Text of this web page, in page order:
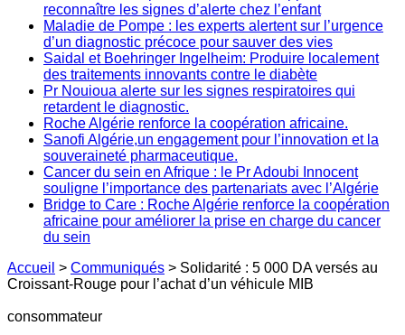
reconnaître les signes d’alerte chez l’enfant
Maladie de Pompe : les experts alertent sur l’urgence
d’un diagnostic précoce pour sauver des vies
Saidal et Boehringer Ingelheim: Produire localement
des traitements innovants contre le diabète
Pr Nouioua alerte sur les signes respiratoires qui
retardent le diagnostic.
Roche Algérie renforce la coopération africaine.
Sanofi Algérie,un engagement pour l’innovation et la
souveraineté pharmaceutique.
Cancer du sein en Afrique : le Pr Adoubi Innocent
souligne l’importance des partenariats avec l’Algérie
Bridge to Care : Roche Algérie renforce la coopération
africaine pour améliorer la prise en charge du cancer
du sein
Accueil > Communiqués > Solidarité : 5 000 DA versés au
Croissant-Rouge pour l’achat d’un véhicule MIB
consommateur